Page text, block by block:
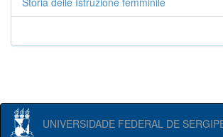
UNIVERSIDADE FEDERAL DE